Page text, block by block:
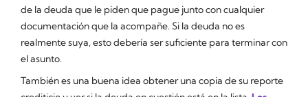
de la deuda que le piden que pague junto con cualquier
documentación que la acompañe. Si la deuda no es
realmente suya, esto debería ser suficiente para terminar con
el asunto.
También es una buena idea obtener una copia de su reporte